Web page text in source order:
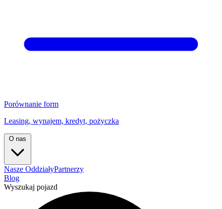
Porównanie form
Leasing, wynajem, kredyt, pożyczka
O nas
Nasze OddziałyPartnerzy
Blog
Wyszukaj pojazd